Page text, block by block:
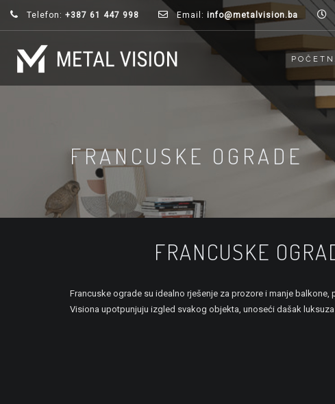
Telefon: +387 61 447 998 Email: info@metalvision.ba
FRANCUSKE OGRADE
FRANCUSKE
Francuske ograde su idealno rješenje za prozore i manje
Visiona upotpunjuju izgled svakog objekta, unoseći dašak